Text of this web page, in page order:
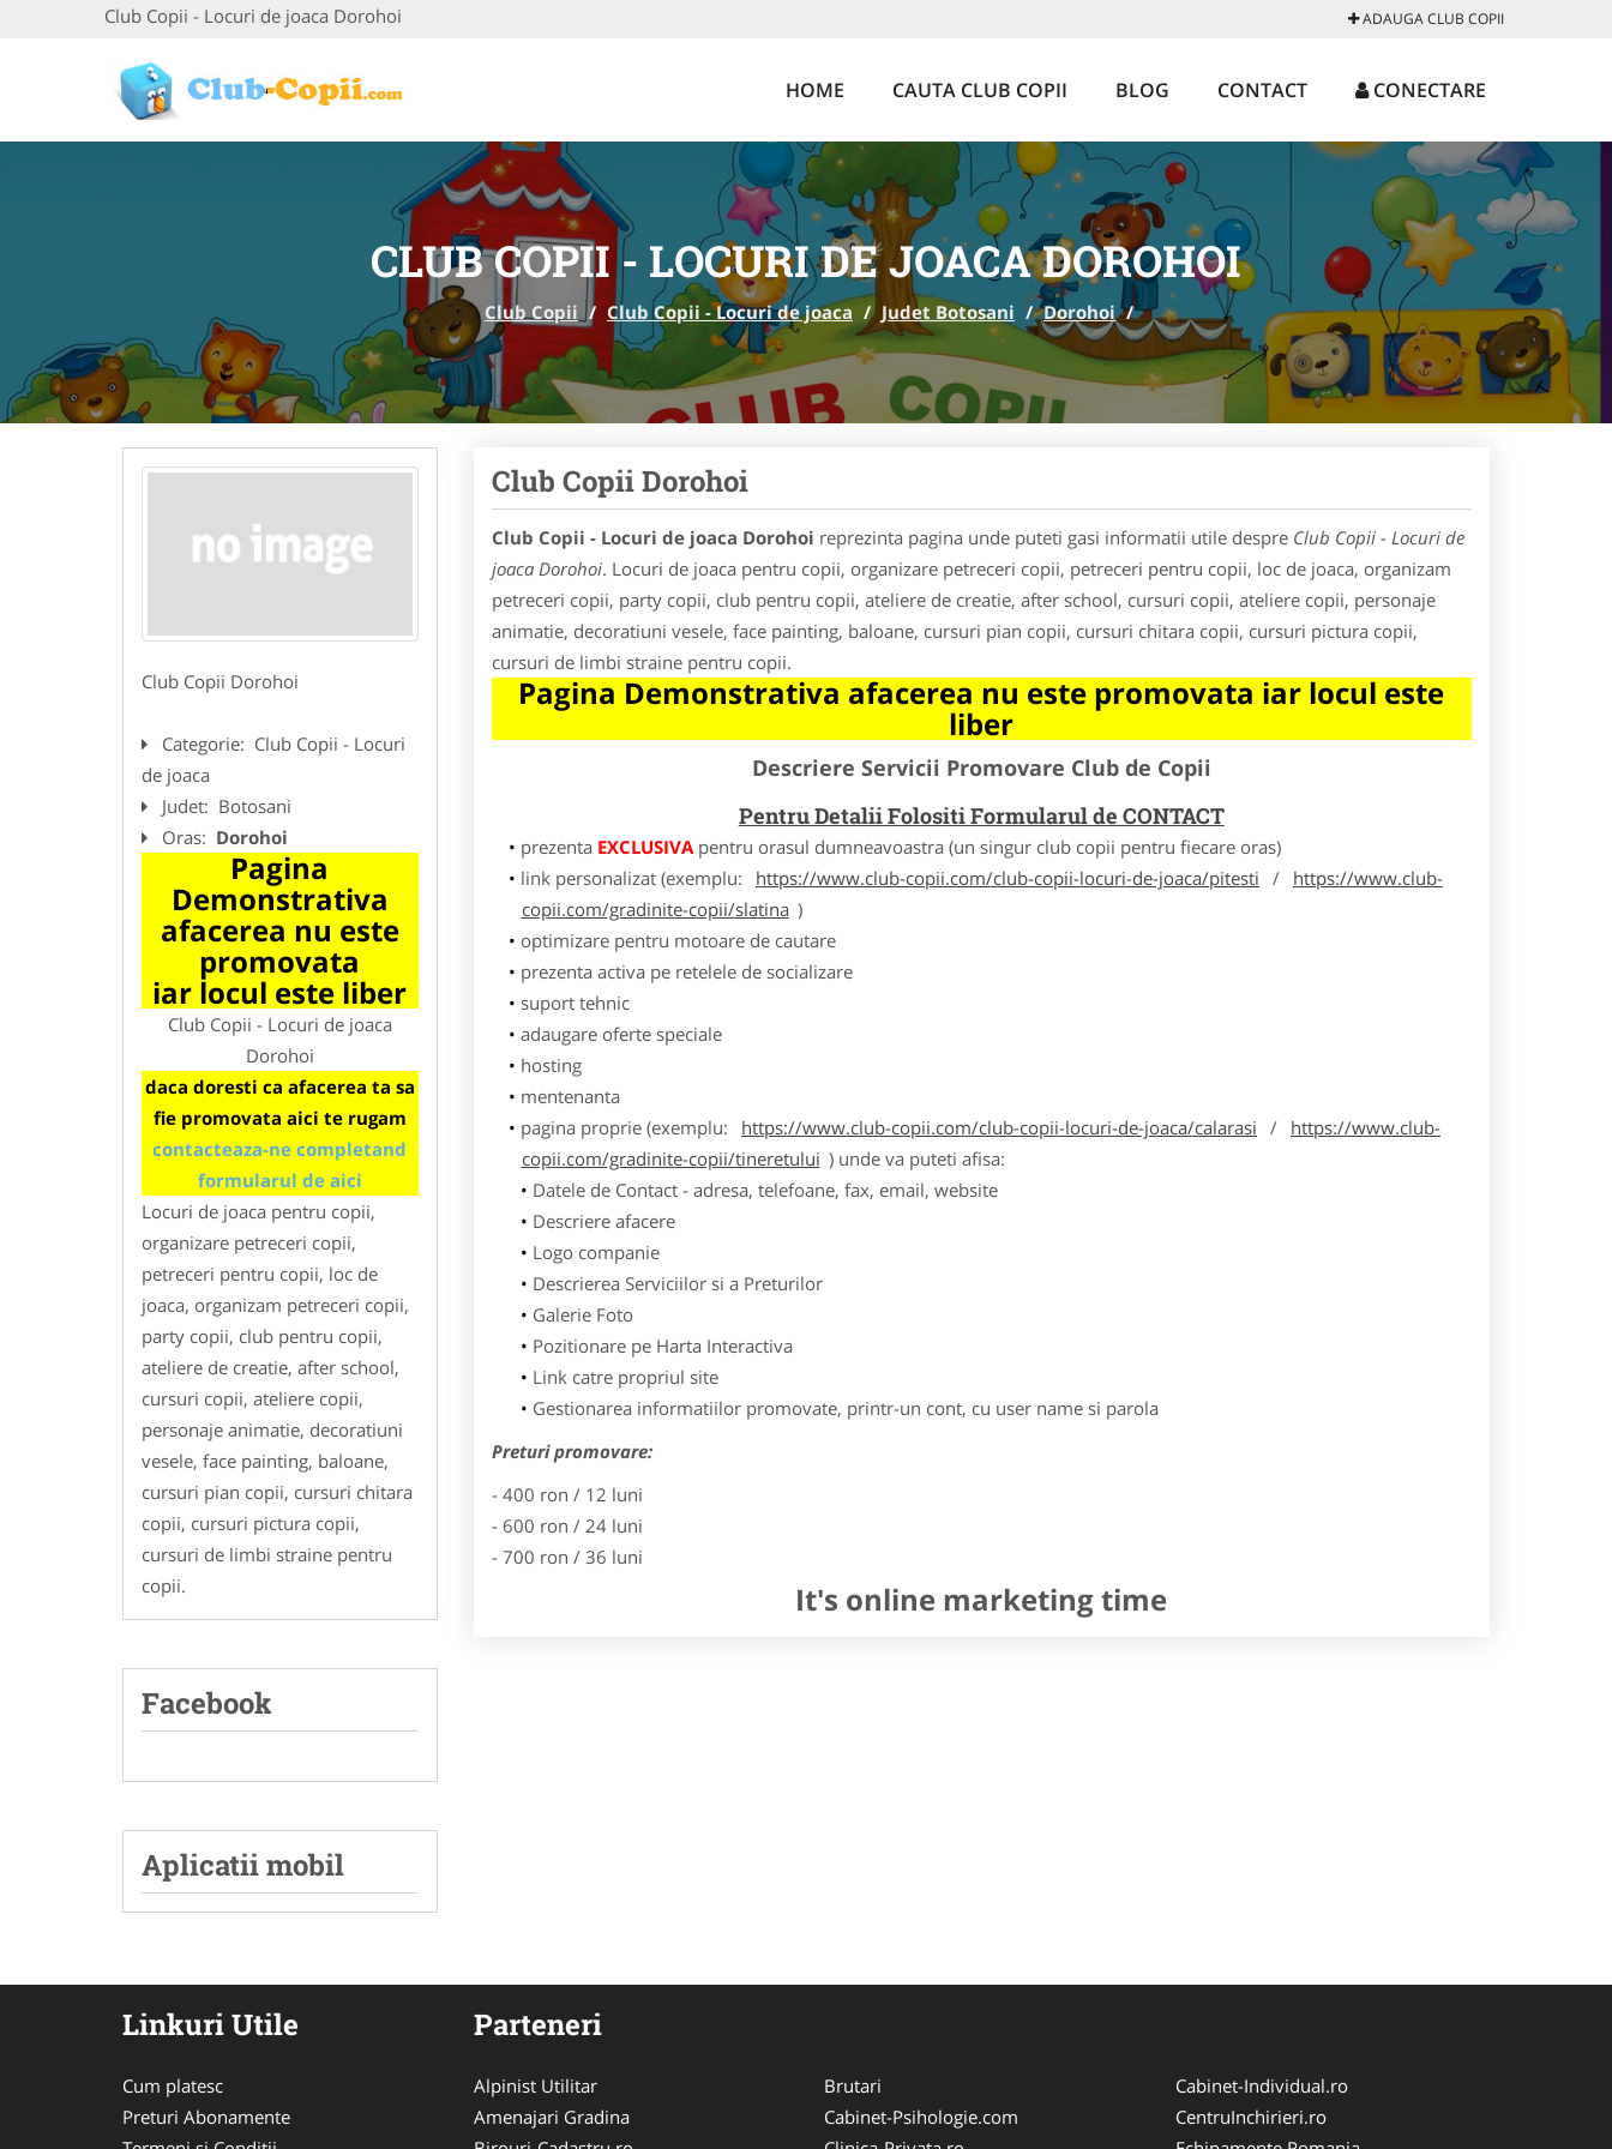
Club Copii - Locuri de joaca Dorohoi ADAUGA CLUB COPII
HOME CAUTA CLUB COPII BLOG CONTACT CONECTARE
CLUB COPII - LOCURI DE JOACA DOROHOI
Club Copii / Club Copii - Locuri de joaca / Judet Botosani / Dorohoi /
Club Copii Dorohoi
Categorie: Club Copii - Locuri
de joaca
Judet: Botosani
Oras: Dorohoi
Pagina
Demonstrativa
afacerea nu este
promovata
iar locul este liber
Club Copii - Locuri de joaca
Dorohoi
daca doresti ca afacerea ta sa
fie promovata aici te rugam
contacteaza-ne completand
formularul de aici
Locuri de joaca pentru copii,
organizare petreceri copii,
petreceri pentru copii, loc de
joaca, organizam petreceri copii,
party copii, club pentru copii,
ateliere de creatie, after school,
cursuri copii, ateliere copii,
personaje animatie, decoratiuni
vesele, face painting, baloane,
cursuri pian copii, cursuri chitara
copii, cursuri pictura copii,
cursuri de limbi straine pentru
copii.
Facebook
Aplicatii mobil
Club Copii Dorohoi
Club Copii - Locuri de joaca Dorohoi reprezinta pagina unde puteti gasi informatii utile despre Club Copii - Locuri de
joaca Dorohoi. Locuri de joaca pentru copii, organizare petreceri copii, petreceri pentru copii, loc de joaca, organizam
petreceri copii, party copii, club pentru copii, ateliere de creatie, after school, cursuri copii, ateliere copii, personaje
animatie, decoratiuni vesele, face painting, baloane, cursuri pian copii, cursuri chitara copii, cursuri pictura copii,
cursuri de limbi straine pentru copii.
Pagina Demonstrativa afacerea nu este promovata iar locul este
liber
Descriere Servicii Promovare Club de Copii
Pentru Detalii Folositi Formularul de CONTACT
prezenta EXCLUSIVApentru orasul dumneavoastra (un singur club copii pentru fiecare oras)
link personalizat (exemplu:
https://www.club-copii.com/club-copii-locuri-de-joaca/pitesti / https://www.club-
copii.com/gradinite-copii/slatina )
optimizare pentru motoare de cautare
prezenta activa pe retelele de socializare
suport tehnic
adaugare oferte speciale
hosting
mentenanta
pagina proprie (exemplu:
https://www.club-copii.com/club-copii-locuri-de-joaca/calarasi / https://www.club-
copii.com/gradinite-copii/tineretului ) unde va puteti afisa:
Datele de Contact - adresa, telefoane, fax, email, website
Descriere afacere
Logo companie
Descrierea Serviciilor si a Preturilor
Galerie Foto
Pozitionare pe Harta Interactiva
Link catre propriul site
Gestionarea informatiilor promovate, printr-un cont, cu user name si parola
Preturi promovare:
- 400 ron / 12 luni
- 600 ron / 24 luni
- 700 ron / 36 luni
It's online marketing time
Linkuri Utile
Cum platesc
Preturi Abonamente
Parteneri
Alpinist Utilitar
Amenajari Gradina
Brutari
Cabinet-Psihologie.com
Cabinet-Individual.ro
CentruInchirieri.ro